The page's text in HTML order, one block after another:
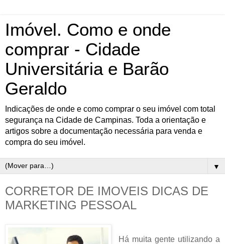
Imóvel. Como e onde
comprar - Cidade
Universitária e Barão
Geraldo
Indicações de onde e como comprar o seu imóvel com total
segurança na Cidade de Campinas. Toda a orientação e
artigos sobre a documentação necessária para venda e
compra do seu imóvel.
▼
CORRETOR DE IMOVEIS DICAS DE
MARKETING PESSOAL
Há muita gente utilizando a